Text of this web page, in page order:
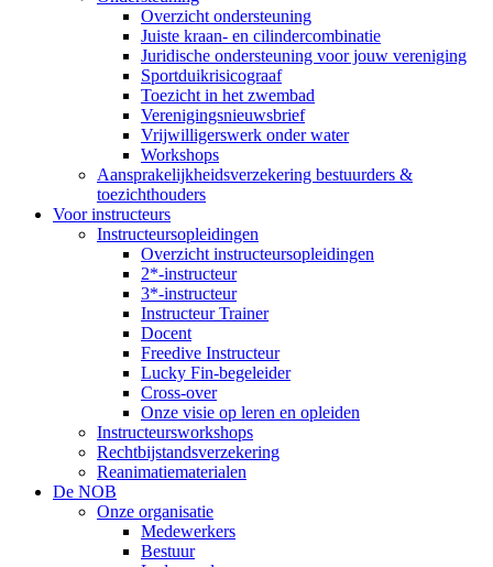
Overzicht ondersteuning
Juiste kraan- en cilindercombinatie
Juridische ondersteuning voor jouw vereniging
Sportduikrisicograaf
Toezicht in het zwembad
Verenigingsnieuwsbrief
Vrijwilligerswerk onder water
Workshops
Aansprakelijkheidsverzekering bestuurders &
toezichthouders
Voor instructeurs
Instructeursopleidingen
Overzicht instructeursopleidingen
2*-instructeur
3*-instructeur
Instructeur Trainer
Docent
Freedive Instructeur
Lucky Fin-begeleider
Cross-over
Onze visie op leren en opleiden
Instructeursworkshops
Rechtbijstandsverzekering
Reanimatiematerialen
De NOB
Onze organisatie
Medewerkers
Bestuur